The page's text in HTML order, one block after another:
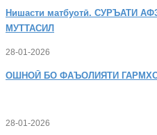
Нишасти матбуотӣ. СУРЪАТИ
МУТТАСИЛ
28-01-2026
ОШНОӢ БО ФАЪОЛИЯТИ
28-01-2026